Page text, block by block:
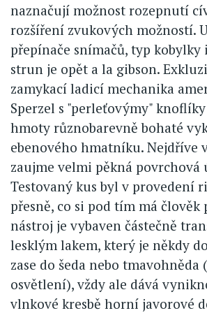
naznačují možnost rozepnutí
rozšíření zvukových možností.
přepínače snímačů, typ kobylky
strun je opět a la gibson.
zamykací ladicí mechanika
Sperzel s "perleťovýmy"
hmoty různobarevně bohaté
ebenového hmatníku. Nejdříve
zaujme velmi pěkná povrchová
Testovaný kus byl v provedení
přesně, co si pod tím má člověk
nástroj je vybaven částečně
lesklým lakem, který je někdy
zase do šeda nebo tmavohněda
osvětlení), vždy ale dává
vlnkové kresbě horní javorové